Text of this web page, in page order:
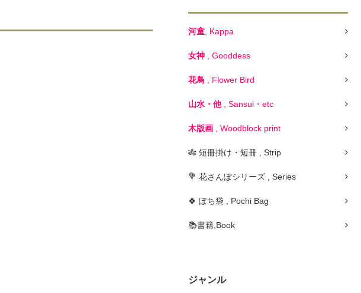
河童, Kappa
女神 , Gooddess
花鳥 , Flower Bird
山水・他, Sansui・etc
木版画 , Woodblock print
🎋 短冊掛け・短冊 , Strip
💐 花さんぽシリーズ , Series
🍀 ぽち袋 , Pochi Bag
📚書籍,Book
ジャンル